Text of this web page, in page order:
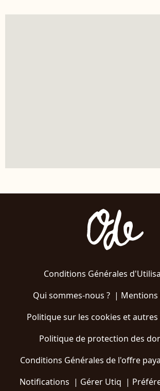
Conditions Générales
Qui sommes-nous ?| Mentions
Politique sur les cookies et
Politique de protection des
Conditions Générales de l'offre
Notifications | Gérer Utiq |